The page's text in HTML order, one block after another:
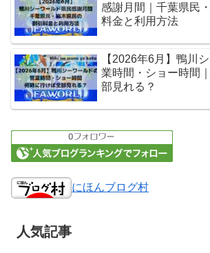
感謝月間｜千葉県民
料金と利用方法
【2026年6月】鴨川
業時間・ショー時間
部見れる？
にほんブログ村
人気記事